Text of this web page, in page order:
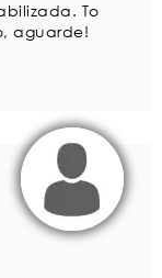
To
aguarde!